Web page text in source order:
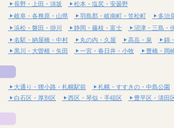
長野・上田・須坂
松本・塩尻・安曇野
岐阜・各務原・山県 羽島郡・岐南町・笠松町 多治
浜松・磐田・掛川 静岡・藤枝・富士
沼津・三島・
名駅・納屋橋・中村 丸の内・久屋 高岳・泉 錦
黒川・大曽根・矢田
一宮・春日井・小牧 豊橋・岡
大通り・狸小路・札幌駅前 札幌・すすきの・中島公園
白石区・厚別区
西区・琴似・手稲区 豊平区・清田